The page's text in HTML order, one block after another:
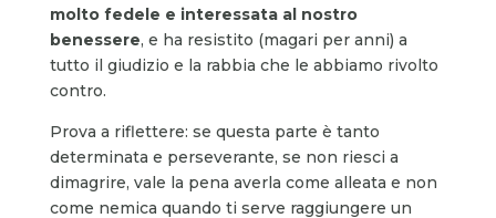
molto fedele e interessata al nostro
benessere, e ha resistito (magari per anni) a
tutto il giudizio e la rabbia che le abbiamo rivolto
contro.
Prova a riflettere: se questa parte è tanto
determinata e perseverante, se non riesci a
dimagrire, vale la pena averla come alleata e non
come nemica quando ti serve raggiungere un